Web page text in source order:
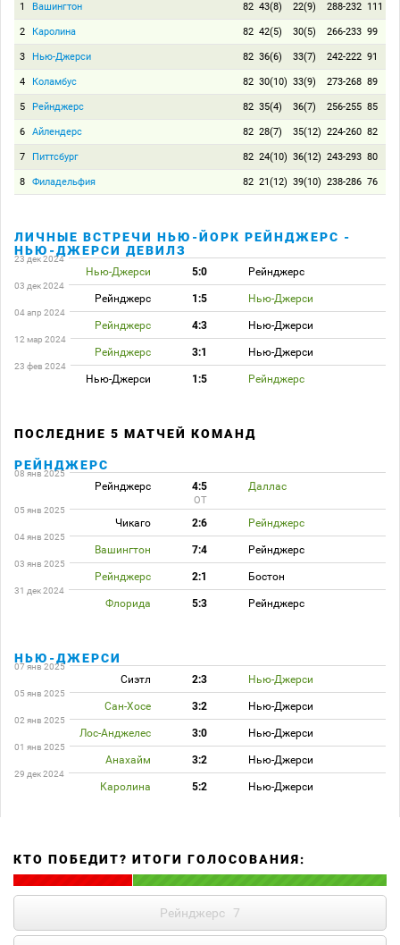
1 Вашингтон 82 43(8) 22(9) 288-232 111
2 Каролина 82 42(5) 30(5) 266-233 99
3 Нью-Джерси 82 36(6) 33(7) 242-222 91
4 Коламбус 82 30(10) 33(9) 273-268 89
5 Рейнджерс 82 35(4) 36(7) 256-255 85
6 Айлендерс 82 28(7) 35(12) 224-260 82
7 Питтсбург 82 24(10) 36(12) 243-293 80
8 Филадельфия 82 21(12) 39(10) 238-286 76
ЛИЧНЫЕ ВСТРЕЧИ НЬЮ-ЙОРК РЕЙНДЖЕРС -
НЬЮ-ДЖЕРСИ ДЕВИЛЗ
23 дек 2024
Нью-Джерси 5:0 Рейнджерс
03 дек 2024
Рейнджерс 1:5 Нью-Джерси
04 апр 2024
Рейнджерс 4:3 Нью-Джерси
12 мар 2024
Рейнджерс 3:1 Нью-Джерси
23 фев 2024
Нью-Джерси 1:5 Рейнджерс
ПОСЛЕДНИЕ 5 МАТЧЕЙ КОМАНД
РЕЙНДЖЕРС
08 янв 2025
Рейнджерс 4:5 Даллас
ОТ
05 янв 2025
Чикаго 2:6 Рейнджерс
04 янв 2025
Вашингтон 7:4 Рейнджерс
03 янв 2025
Рейнджерс 2:1 Бостон
31 дек 2024
Флорида 5:3 Рейнджерс
НЬЮ-ДЖЕРСИ
07 янв 2025
Сиэтл 2:3 Нью-Джерси
05 янв 2025
Сан-Хосе 3:2 Нью-Джерси
02 янв 2025
Лос-Анджелес 3:0 Нью-Джерси
01 янв 2025
Анахайм 3:2 Нью-Джерси
29 дек 2024
Каролина 5:2 Нью-Джерси
КТО ПОБЕДИТ? ИТОГИ ГОЛОСОВАНИЯ:
Рейнджерс 7